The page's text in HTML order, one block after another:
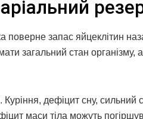
поверне запас яйцеклітин
загальний стан
дефіцит сну,
маси тіла можуть